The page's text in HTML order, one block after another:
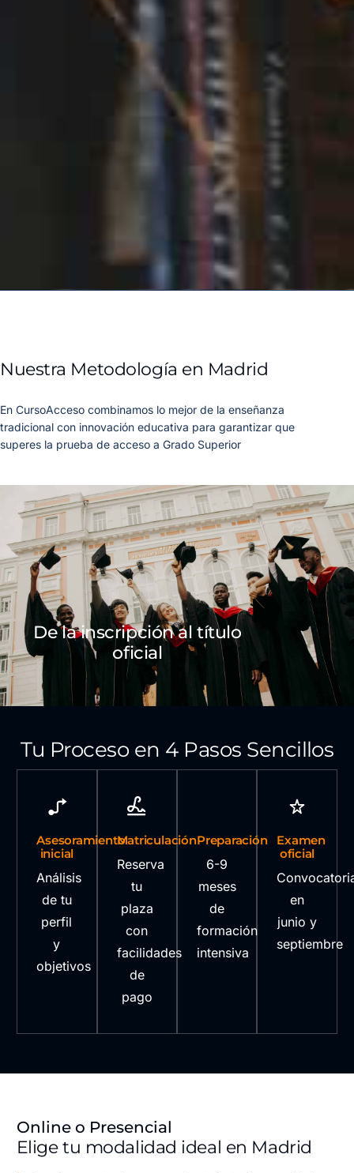
Nuestra Metodología en Madrid
En CursoAcceso combinamos lo mejor de la enseñanza
tradicional con innovación educativa para garantizar que
superes la prueba de acceso a Grado Superior
De la inscripción al título
oficial
Tu Proceso en 4 Pasos Sencillos
Asesoramiento
inicial
Análisis
de tu
perfil
y
objetivos
Matriculación
Reserva
tu
plaza
con
facilidades
de
pago
Preparación
6-9
meses
de
formación
intensiva
Examen
oficial
en
junio y
septiembre
Online o Presencial
Elige tu modalidad ideal en Madrid